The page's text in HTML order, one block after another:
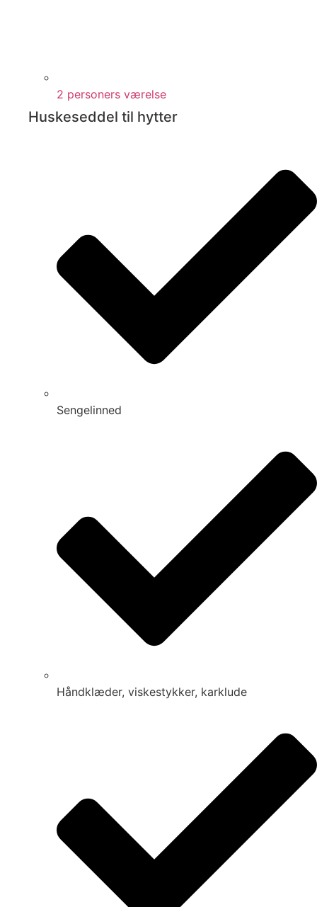
2 personers værelse
Huskeseddel til hytter
Sengelinned
Håndklæder, viskestykker, karklude